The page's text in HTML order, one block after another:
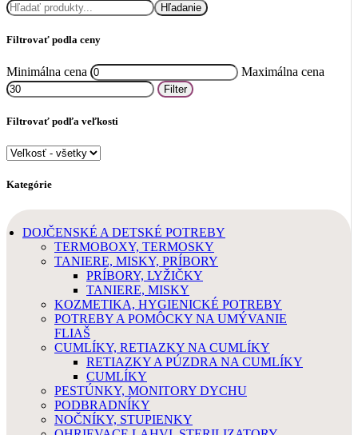
Hľadanie
Filtrovať podla ceny
Minimálna cena Maximálna cena
Filter
Filtrovať podľa veľkosti
Kategórie
DOJČENSKÉ A DETSKÉ POTREBY
TERMOBOXY, TERMOSKY
TANIERE, MISKY, PRÍBORY
PRÍBORY, LYŽIČKY
TANIERE, MISKY
KOZMETIKA, HYGIENICKÉ POTREBY
POTREBY A POMÔCKY NA UMÝVANIE
FLIAŠ
CUMLÍKY, RETIAZKY NA CUMLÍKY
RETIAZKY A PÚZDRA NA CUMLÍKY
CUMLÍKY
PESTÚNKY, MONITORY DYCHU
PODBRADNÍKY
NOČNÍKY, STUPIENKY